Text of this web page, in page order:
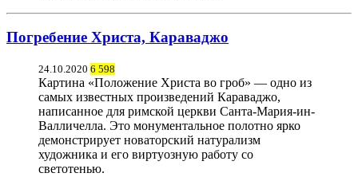
Погребение Христа, Караваджо
24.10.2020 6 598
Картина «Положение Христа во гроб» — одно из
самых известных произведений Караваджо,
написанное для римской церкви Санта-Мария-ин-
Валличелла. Это монументальное полотно ярко
демонстрирует новаторский натурализм
художника и его виртуозную работу со
светотенью.